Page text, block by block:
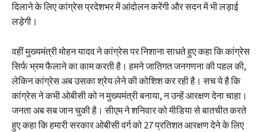
दिलाने के लिए कांग्रेस प्रदेशभर में आंदोलन करेंगी और सदन में भी लड़ाई
लड़ेगी।
वहीं मुख्यमंत्री मोहन यादव ने कांग्रेस पर निशाना साधते हुए कहा कि कांग्रेस
सिर्फ भ्रम फैलाने का काम करती है। हमने जातिगत जनगणना की पहल की,
लेकिन कांग्रेस अब उसका श्रेय लेने की कोशिश कर रही है। सच ये है कि
कांग्रेस ने कभी ओबीसी को न मुख्यमंत्री बनाया, न उन्हें आरक्षण देना चाहा।
जनता अब सब जान चुकी है। सीएम ने शनिवार को मीडिया से बातचीत करते
हुए कहा कि हमारी सरकार ओबीसी वर्ग को 27 प्रतिशत आरक्षण देने के लिए